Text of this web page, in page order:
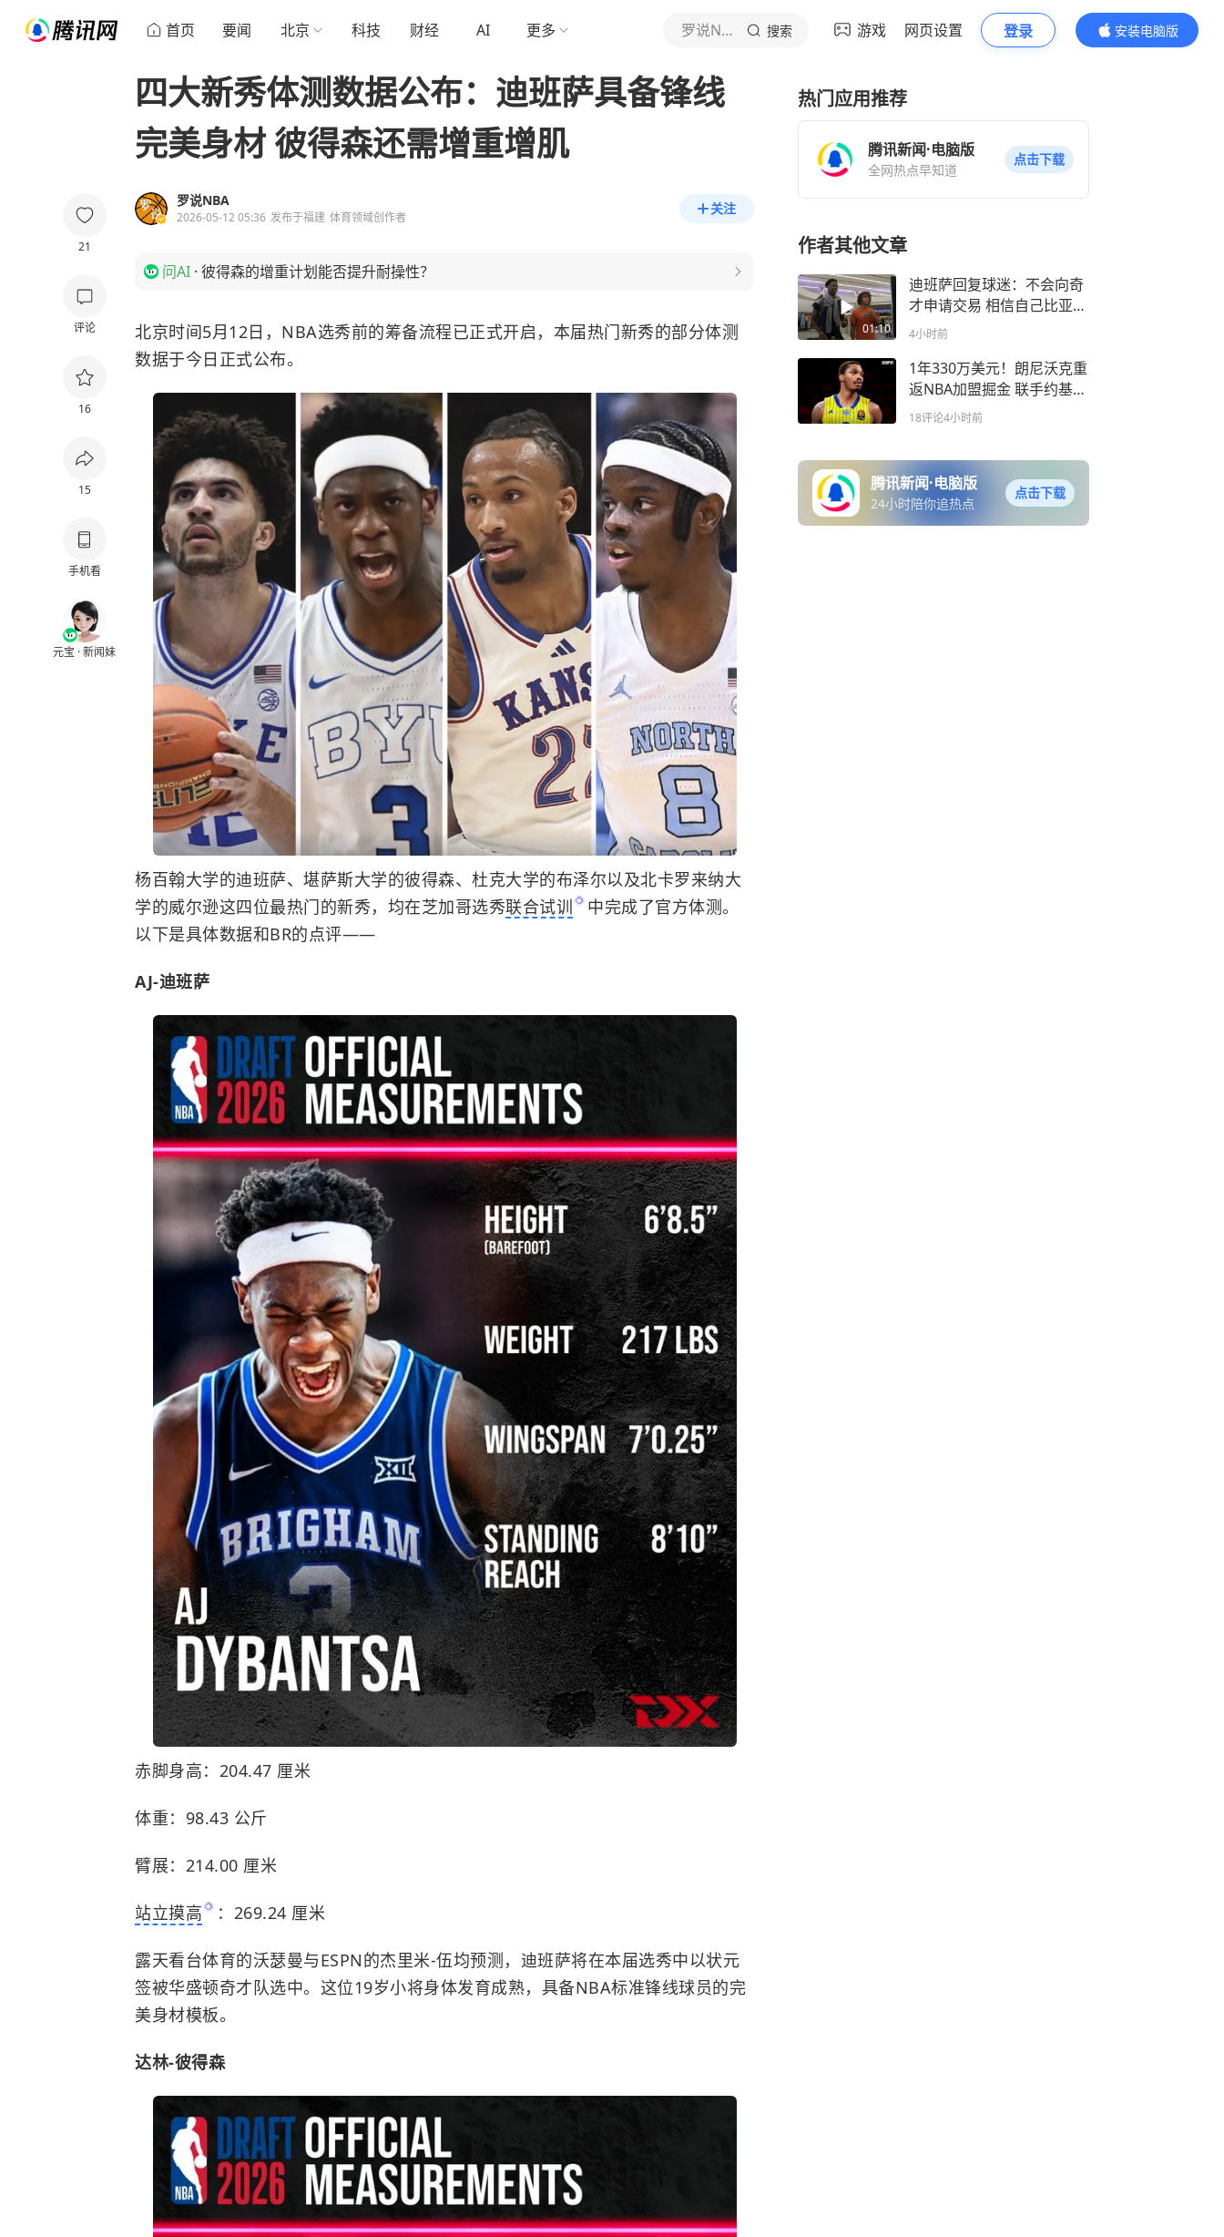
首页 要闻 北京 科技 财经 AI 更多 罗说NBA 搜索 游戏 网页设置 登录
安装电脑版
内容更精彩
21
评论
16
15
手机看
元宝 · 新闻妹
四大新秀体测数据公布：迪班萨具备锋线
完美身材 彼得森还需增重增肌
罗说NBA
2026-05-12 05:36 发布于福建 体育领域创作者
关注
问AI · 彼得森的增重计划能否提升耐操性？
北京时间5月12日，NBA选秀前的筹备流程已正式开启，本届热门新秀的部分体测
数据于今日正式公布。
杨百翰大学的迪班萨、堪萨斯大学的彼得森、杜克大学的布泽尔以及北卡罗来纳大
学的威尔逊这四位最热门的新秀，均在芝加哥选秀联合试训
中完成了官方体测。
以下是具体数据和BR的点评——
AJ-迪班萨
赤脚身高：204.47 厘米
体重：98.43 公斤
臂展：214.00 厘米
站立摸高 ：269.24 厘米
露天看台体育的沃瑟曼与ESPN的杰里米-伍均预测，迪班萨将在本届选秀中以状元
签被华盛顿奇才队选中。这位19岁小将身体发育成熟，具备NBA标准锋线球员的完
美身材模板。
达林-彼得森
热门应用推荐
腾讯新闻·电脑版
全网热点早知道
点击下载
作者其他文章
01:10
迪班萨回复球迷：不会向奇
才申请交易 相信自己比亚历
山大更强
4小时前
1年330万美元！朗尼沃克重
返NBA加盟掘金 联手约基奇
冲冠
18评论4小时前
腾讯新闻·电脑版
24小时陪你追热点
点击下载